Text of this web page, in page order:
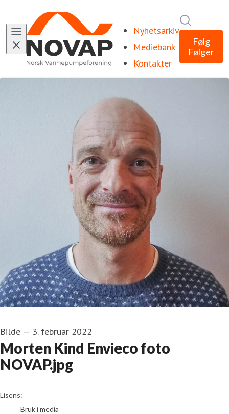
Nyhetsarkiv
Mediebank
Kontakter
Følg
Følger
Bilde — 3. februar 2022
Morten Kind Envieco foto
NOVAP.jpg
go to media item
Lisens:
Bruk i media